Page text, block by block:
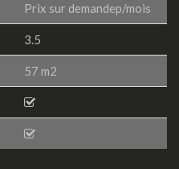
Prix sur demandep/mois
3.5
57 m2